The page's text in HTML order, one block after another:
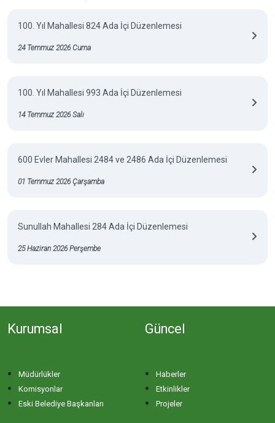
100. Yıl Mahallesi 824 Ada İçi Düzenlemesi
24 Temmuz 2026 Cuma
100. Yıl Mahallesi 993 Ada İçi Düzenlemesi
14 Temmuz 2026 Salı
600 Evler Mahallesi 2484 ve 2486 Ada İçi Düzenlemesi
01 Temmuz 2026 Çarşamba
Sunullah Mahallesi 284 Ada İçi Düzenlemesi
25 Haziran 2026 Perşembe
Kurumsal
Müdürlükler
Komisyonlar
Eski Belediye Başkanları
Güncel
Haberler
Etkinlikler
Projeler